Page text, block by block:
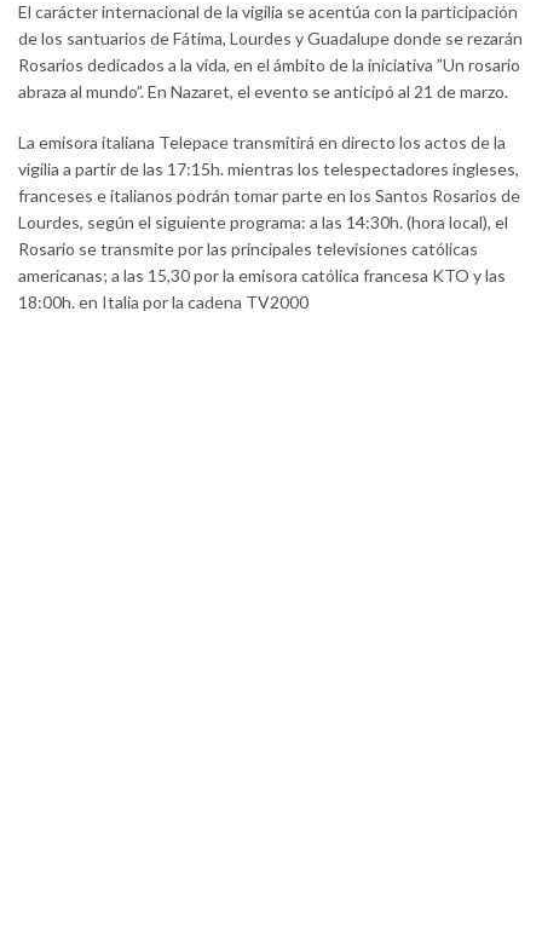
El carácter internacional de la vigilia se acentúa con la participación
de los santuarios de Fátima, Lourdes y Guadalupe donde se rezarán
Rosarios dedicados a la vida, en el ámbito de la iniciativa ”Un rosario
abraza al mundo”. En Nazaret, el evento se anticipó al 21 de marzo.
La emisora italiana Telepace transmitirá en directo los actos de la
vigilia a partir de las 17:15h. mientras los telespectadores ingleses,
franceses e italianos podrán tomar parte en los Santos Rosarios de
Lourdes, según el siguiente programa: a las 14:30h. (hora local), el
Rosario se transmite por las principales televisiones católicas
americanas; a las 15,30 por la emisora católica francesa KTO y las
18:00h. en Italia por la cadena TV2000